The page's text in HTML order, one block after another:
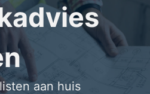
aan huis